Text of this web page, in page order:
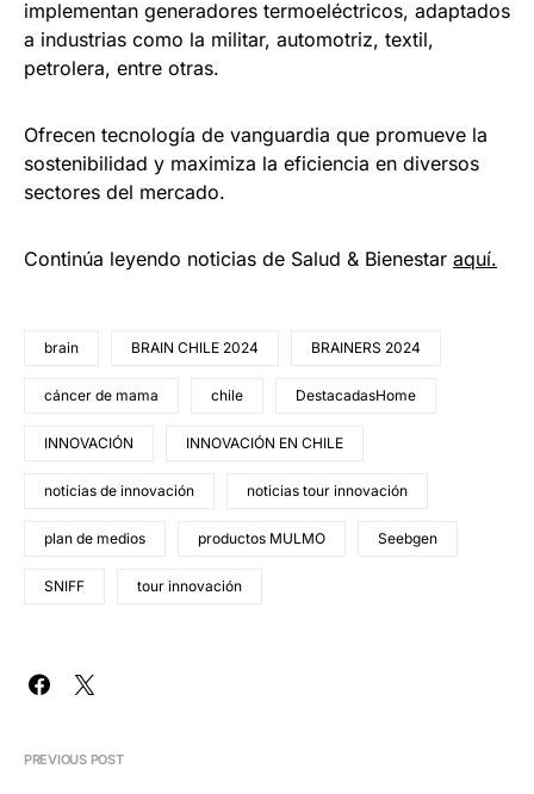
implementan generadores termoeléctricos, adaptados
a industrias como la militar, automotriz, textil,
petrolera, entre otras.
Ofrecen tecnología de vanguardia que promueve la
sostenibilidad y maximiza la eficiencia en diversos
sectores del mercado.
Continúa leyendo noticias de Salud & Bienestar aquí.
brain BRAIN CHILE 2024 BRAINERS 2024
cáncer de mama chile DestacadasHome
INNOVACIÓN INNOVACIÓN EN CHILE
noticias de innovación noticias tour innovación
plan de medios productos MULMO Seebgen
SNIFF tour innovación
PREVIOUS POST